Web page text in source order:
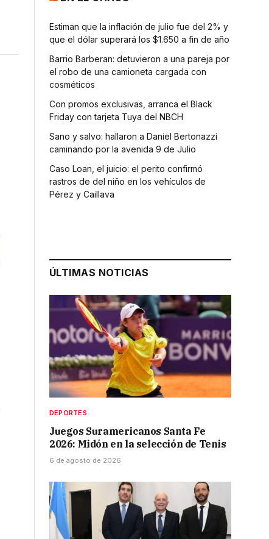
Estiman que la inflación de julio fue del 2% y
que el dólar superará los $1.650 a fin de año
Barrio Barberan: detuvieron a una pareja por
el robo de una camioneta cargada con
cosméticos
Con promos exclusivas, arranca el Black
Friday con tarjeta Tuya del NBCH
Sano y salvo: hallaron a Daniel Bertonazzi
caminando por la avenida 9 de Julio
Caso Loan, el juicio: el perito confirmó
rastros de del niño en los vehículos de
Pérez y Caillava
ÚLTIMAS NOTICIAS
DEPORTES
Juegos Suramericanos Santa Fe
2026: Midón en la selección de Tenis
6 de agosto de 2026